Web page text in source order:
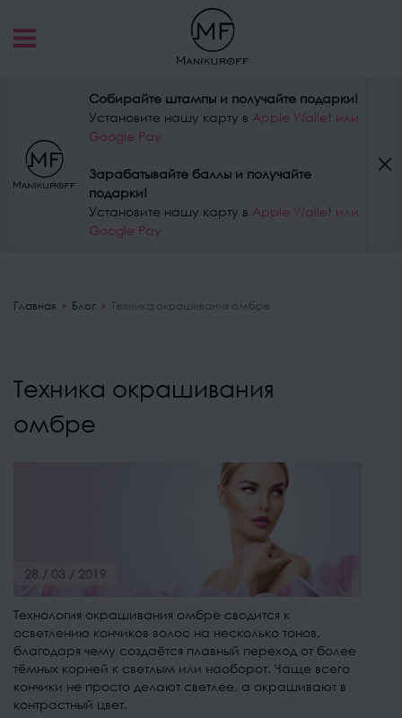
Собирайте штампы и получайте подарки!
Установите нашу карту в Apple Wallet или
Google Pay
Зарабатывайте баллы и получайте
подарки!
Установите нашу карту в Apple Wallet или
Google Pay
Главная Блог Техника окрашивания омбре
Техника окрашивания
омбре
28 / 03 / 2019
Технология окрашивания омбре сводится к
осветлению кончиков волос на несколько тонов,
благодаря чему создаётся плавный переход от более
тёмных корней к светлым или наоборот. Чаще всего
кончики не просто делают светлее, а окрашивают в
контрастный цвет.